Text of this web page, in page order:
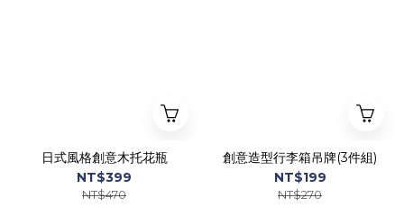
日式風格創意木托花瓶
NT$399
NT$470
創意造型行李箱吊牌(3件組)
NT$199
NT$270